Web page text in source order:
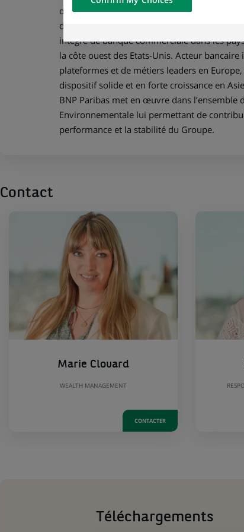
d’investissement, d’épargne ou de
domestiques : la Belgique, la France, l'Italie
intégré de banque commerciale dans les
la côte ouest des Etats-Unis. Acteur
plateformes et de métiers leaders en
dispositif solide et en forte croissance en
BNP Paribas met en œuvre dans l’ensemble
Environnementale lui permettant de
performance et la stabilité du Groupe.
Contact
Marie Clouard
WEALTH MANAGEMENT
CONTACTER
Téléchargements
external website.